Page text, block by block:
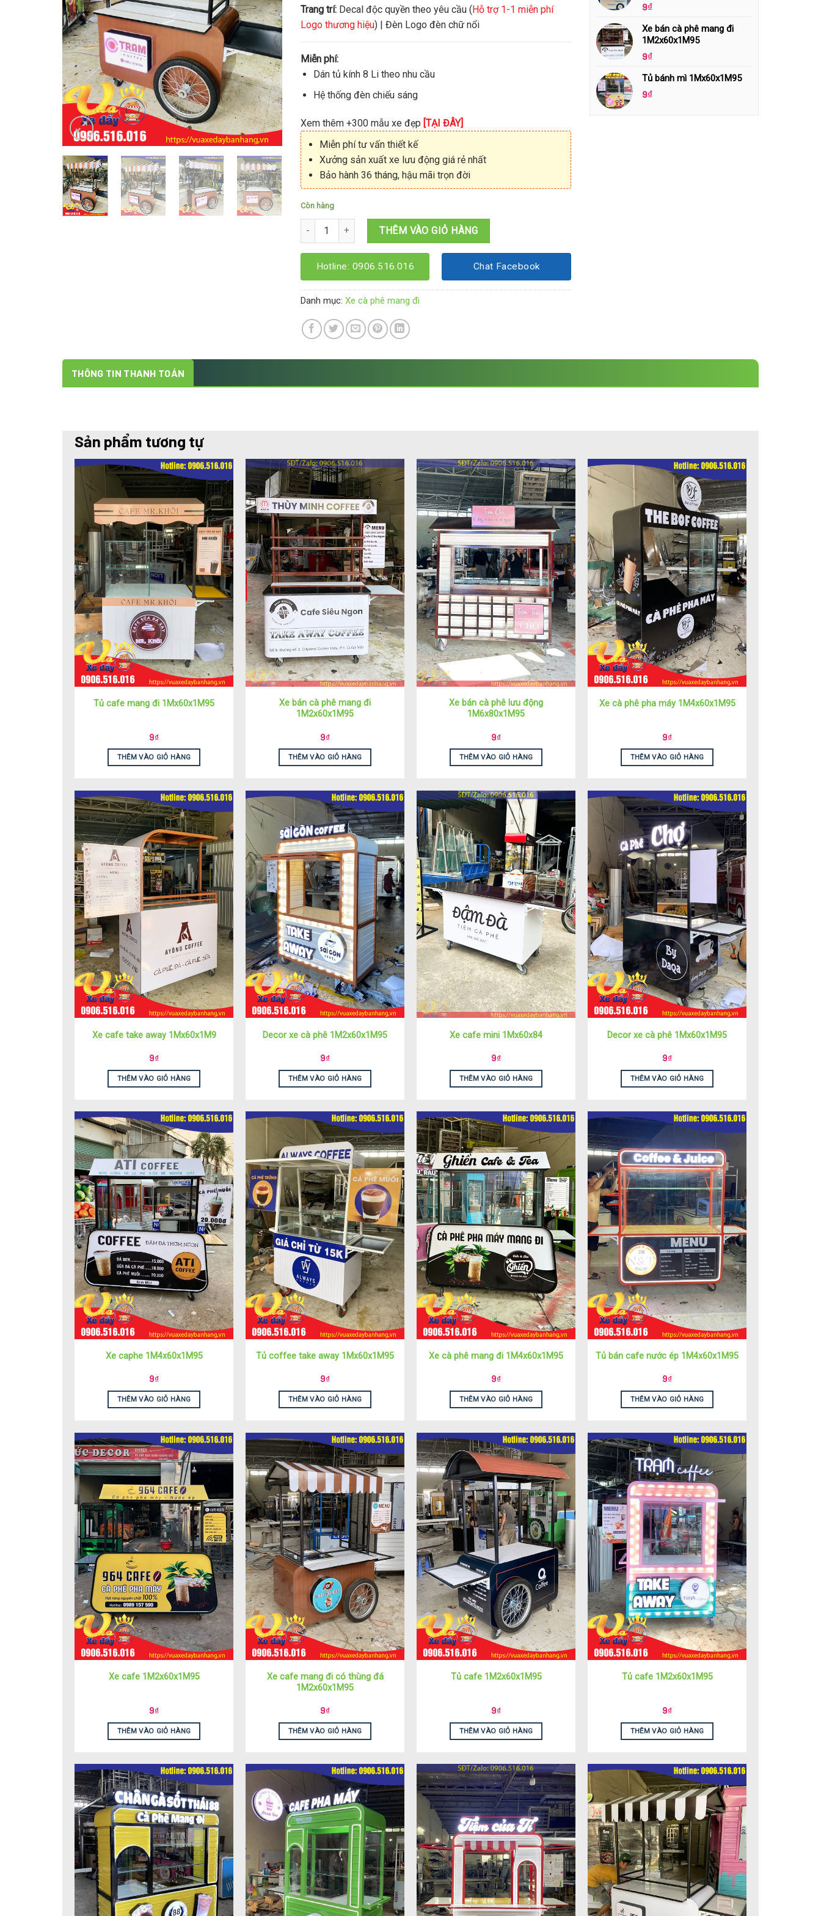
Trang trí: Decal độc quyền theo yêu cầu (Hỗ trợ 1-1 miễn phí
Logo thương hiệu) | Đèn Logo đèn chữ nổi
Miễn phí:
Dán tủ kính 8 Li theo nhu cầu
Hệ thống đèn chiếu sáng
Xem thêm +300 mẫu xe đẹp [TẠI ĐÂY]
Miễn phí tư vấn thiết kế
Xưởng sản xuất xe lưu động giá rẻ nhất
Bảo hành 36 tháng, hậu mãi trọn đời
Còn hàng
Xe cafe mang đi 1M2x60x1M95 số lượng
THÊM VÀO GIỎ HÀNG
Hotline: 0906.516.016 Chat Facebook
Danh mục: Xe cà phê mang đi
9₫
Xe bán cà phê mang đi
1M2x60x1M95
9₫
Tủ bánh mì 1Mx60x1M95
9₫
THÔNG TIN THANH TOÁN
Sản phẩm tương tự
Tủ cafe mang đi 1Mx60x1M95
9₫
THÊM VÀO GIỎ HÀNG
Xe bán cà phê mang đi
1M2x60x1M95
9₫
THÊM VÀO GIỎ HÀNG
Xe bán cà phê lưu động
1M6x80x1M95
9₫
THÊM VÀO GIỎ HÀNG
Xe cà phê pha máy 1M4x60x1M95
9₫
THÊM VÀO GIỎ HÀNG
Xe cafe take away 1Mx60x1M9
9₫
THÊM VÀO GIỎ HÀNG
Decor xe cà phê 1M2x60x1M95
9₫
THÊM VÀO GIỎ HÀNG
Xe cafe mini 1Mx60x84
9₫
THÊM VÀO GIỎ HÀNG
Decor xe cà phê 1Mx60x1M95
9₫
THÊM VÀO GIỎ HÀNG
Xe caphe 1M4x60x1M95
9₫
THÊM VÀO GIỎ HÀNG
Tủ coffee take away 1Mx60x1M95
9₫
THÊM VÀO GIỎ HÀNG
Xe cà phê mang đi 1M4x60x1M95
9₫
THÊM VÀO GIỎ HÀNG
Tủ bán cafe nước ép 1M4x60x1M95
9₫
THÊM VÀO GIỎ HÀNG
Xe cafe 1M2x60x1M95
9₫
THÊM VÀO GIỎ HÀNG
Xe cafe mang đi có thùng đá
1M2x60x1M95
9₫
THÊM VÀO GIỎ HÀNG
Tủ cafe 1M2x60x1M95
9₫
THÊM VÀO GIỎ HÀNG
Tủ cafe 1M2x60x1M95
9₫
THÊM VÀO GIỎ HÀNG